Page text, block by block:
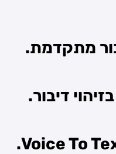
מתקדמת.
דיבור.